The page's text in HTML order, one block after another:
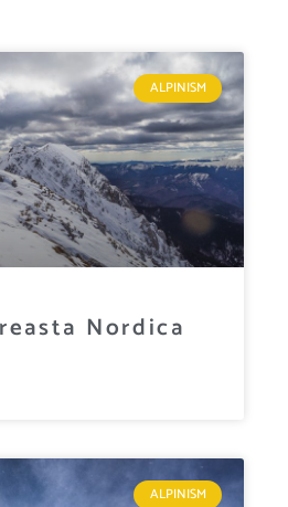
ALPINISM
Nordica
ALPINISM